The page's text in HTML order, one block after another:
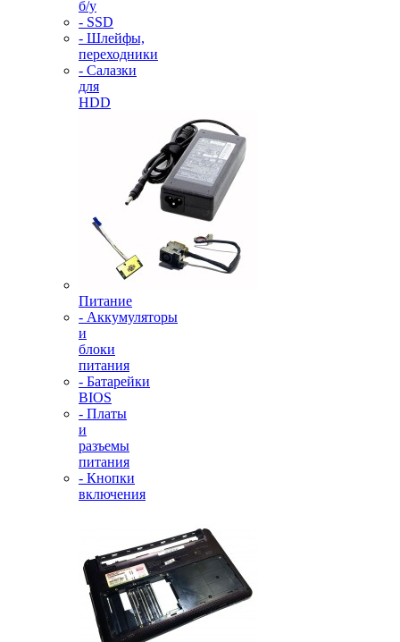
б/у
- SSD
- Шлейфы,
переходники
- Салазки
для
HDD
Питание
- Аккумуляторы
и
блоки
питания
- Батарейки
BIOS
- Платы
и
разъемы
питания
- Кнопки
включения